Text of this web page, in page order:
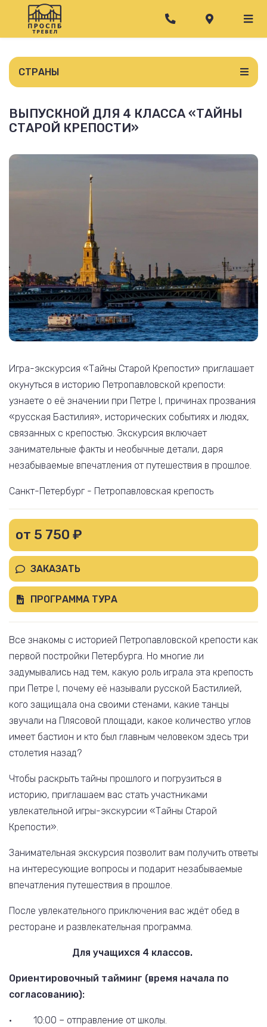
СТРАНЫ
ВЫПУСКНОЙ ДЛЯ 4 КЛАССА «ТАЙНЫ
СТАРОЙ КРЕПОСТИ»
Игра-экскурсия «Тайны Старой Крепости» приглашает
окунуться в историю Петропавловской крепости:
узнаете о её значении при Петре I, причинах прозвания
«русская Бастилия», исторических событиях и людях,
связанных с крепостью. Экскурсия включает
занимательные факты и необычные детали, даря
незабываемые впечатления от путешествия в прошлое.
Санкт-Петербург - Петропавловская крепость
от 5 750 ₽
ЗАКАЗАТЬ
ПРОГРАММА ТУРА
Все знакомы с историей Петропавловской крепости как
первой постройки Петербурга. Но многие ли
задумывались над тем, какую роль играла эта крепость
при Петре I, почему её называли русской Бастилией,
кого защищала она своими стенами, какие танцы
звучали на Плясовой площади, какое количество углов
имеет бастион и кто был главным человеком здесь три
столетия назад?
Чтобы раскрыть тайны прошлого и погрузиться в
историю, приглашаем вас стать участниками
увлекательной игры-экскурсии «Тайны Старой
Крепости».
Занимательная экскурсия позволит вам получить ответы
на интересующие вопросы и подарит незабываемые
впечатления путешествия в прошлое.
После увлекательного приключения вас ждёт обед в
ресторане и развлекательная программа.
Для учащихся 4 классов.
Ориентировочный тайминг (время начала по
согласованию):
· 10:00 – отправление от школы.